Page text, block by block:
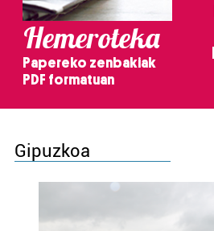
Hemeroteka
Papereko zenbakiak
PDF formatuan
Gipuzkoa